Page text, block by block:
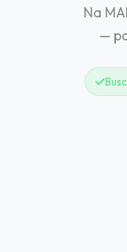
Na
—